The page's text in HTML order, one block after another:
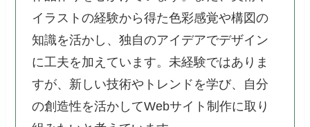
イラストの経験から得た色彩感覚や構図の
知識を活かし、独自のアイデアでデザイン
に工夫を加えています。未経験ではありま
すが、新しい技術やトレンドを学び、自分
の創造性を活かしてWebサイト制作に取り